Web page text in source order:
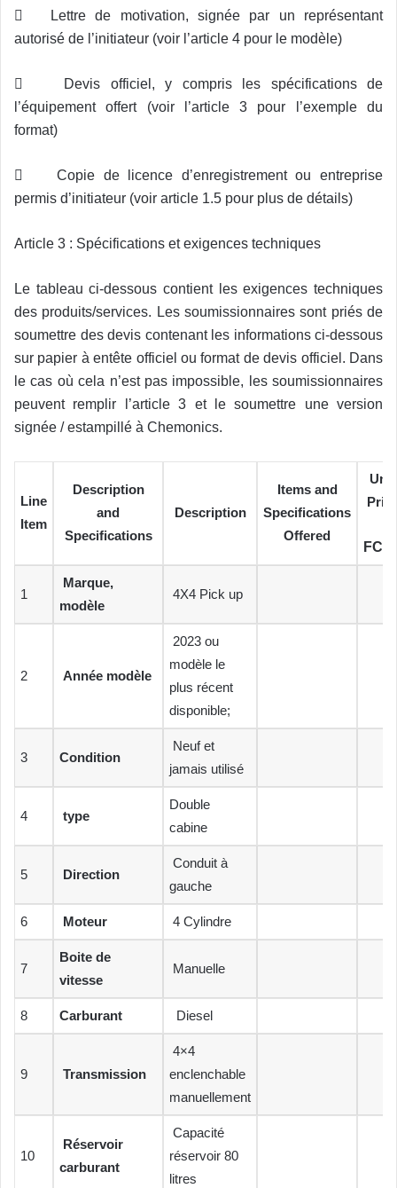
 Lettre de motivation, signée par un représentant
autorisé de l’initiateur (voir l’article 4 pour le modèle)
 Devis officiel, y compris les spécifications de
l’équipement offert (voir l’article 3 pour l’exemple du
format)
 Copie de licence d’enregistrement ou entreprise
permis d’initiateur (voir article 1.5 pour plus de détails)
Article 3 : Spécifications et exigences techniques
Le tableau ci-dessous contient les exigences techniques
des produits/services. Les soumissionnaires sont priés de
soumettre des devis contenant les informations ci-dessous
sur papier à entête officiel ou format de devis officiel. Dans
le cas où cela n’est pas impossible, les soumissionnaires
peuvent remplir l’article 3 et le soumettre une version
signée / estampillé à Chemonics.
Line
Item
Description
and
Specifications
Description
Items and
Specifications
Offered
Unit
1
Marque,
modèle
4X4 Pick up
2 Année modèle
2023 ou
modèle le
plus récent
disponible;
3 Condition
Neuf et
jamais utilisé
4 type
Double
cabine
5 Direction
Conduit à
gauche
6 Moteur 4 Cylindre
7
Boite de
vitesse
Manuelle
8 Carburant Diesel
9 Transmission
4×4
enclenchable
manuellement
10
Réservoir
carburant
Capacité
réservoir 80
litres